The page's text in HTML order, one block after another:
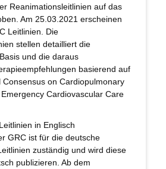
Reanimationsleitlinien auf das
Am 25.03.2021 erscheinen
Leitlinien. Die
stellen detailliert die
und die daraus
basierend auf
Consensus on Cardiopulmonary
Cardiovascular Care
in Englisch
GRC ist für die deutsche
zuständig und wird diese
publizieren. Ab dem